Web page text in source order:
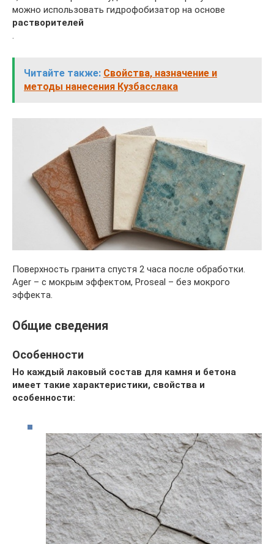
можно использовать гидрофобизатор на основе
растворителей
.
Читайте также: Свойства, назначение и
методы нанесения Кузбасслака
Поверхность гранита спустя 2 часа после обработки.
Ager – с мокрым эффектом, Proseal – без мокрого
эффекта.
Общие сведения
Особенности
Но каждый лаковый состав для камня и бетона
имеет такие характеристики, свойства и
особенности: